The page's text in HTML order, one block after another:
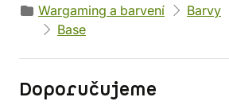
Wargaming a barvení
Barvy
Base
Doporučujeme